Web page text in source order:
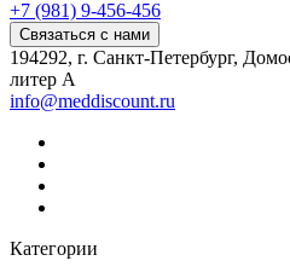
+7 (981) 9-456-456
Связаться с нами
194292, г. Санкт-Петербург,
литер А
info@meddiscount.ru
Категории